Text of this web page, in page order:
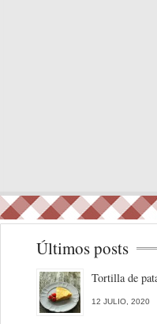
Últimos posts
Tortilla de
12 JULIO, 2020